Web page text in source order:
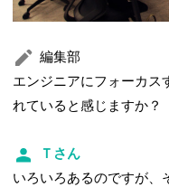
編集部
エンジニアにフォーカス
れていると感じますか？
Ｔさん
いろいろあるのですが、